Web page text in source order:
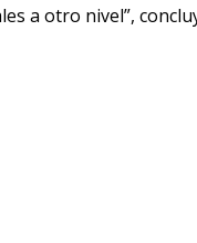
a otro nivel”,